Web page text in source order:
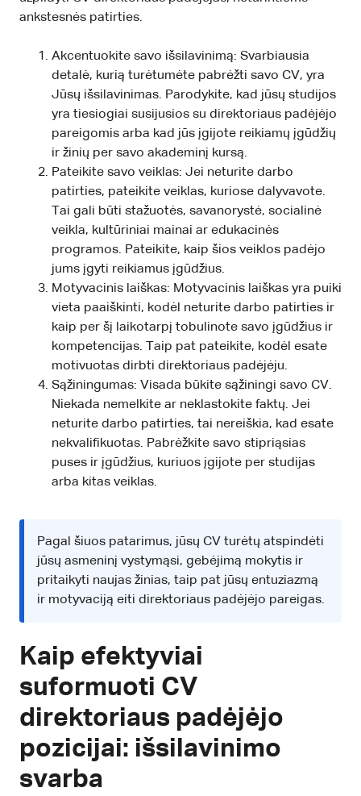
ankstesnės patirties.
Akcentuokite savo išsilavinimą: Svarbiausia
detalė, kurią turėtumėte pabrėžti savo CV, yra
Jūsų išsilavinimas. Parodykite, kad jūsų studijos
yra tiesiogiai susijusios su direktoriaus padėjėjo
pareigomis arba kad jūs įgijote reikiamų įgūdžių
ir žinių per savo akademinį kursą.
Pateikite savo veiklas: Jei neturite darbo
patirties, pateikite veiklas, kuriose dalyvavote.
Tai gali būti stažuotės, savanorystė, socialinė
veikla, kultūriniai mainai ar edukacinės
programos. Pateikite, kaip šios veiklos padėjo
jums įgyti reikiamus įgūdžius.
Motyvacinis laiškas: Motyvacinis laiškas yra puiki
vieta paaiškinti, kodėl neturite darbo patirties ir
kaip per šį laikotarpį tobulinote savo įgūdžius ir
kompetencijas. Taip pat pateikite, kodėl esate
motivuotas dirbti direktoriaus padėjėju.
Sąžiningumas: Visada būkite sąžiningi savo CV.
Niekada nemelkite ar neklastokite faktų. Jei
neturite darbo patirties, tai nereiškia, kad esate
nekvalifikuotas. Pabrėžkite savo stipriąsias
puses ir įgūdžius, kuriuos įgijote per studijas
arba kitas veiklas.
Pagal šiuos patarimus, jūsų CV turėtų atspindėti
jūsų asmeninį vystymąsi, gebėjimą mokytis ir
pritaikyti naujas žinias, taip pat jūsų entuziazmą
ir motyvaciją eiti direktoriaus padėjėjo pareigas.
Kaip efektyviai
suformuoti CV
direktoriaus padėjėjo
pozicijai: išsilavinimo
svarba